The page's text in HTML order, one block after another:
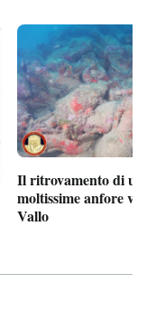
Il ritrovamento di
moltissime anfore
Vallo